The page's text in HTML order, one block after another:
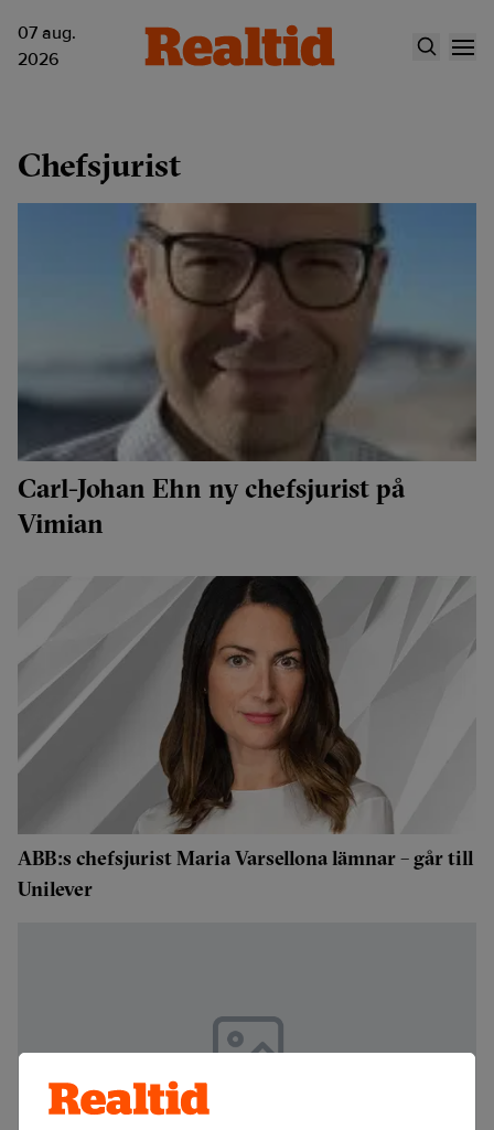
07 aug.
2026
Chefsjurist
Carl-Johan Ehn ny chefsjurist på
Vimian
ABB:s chefsjurist Maria Varsellona lämnar – går till
Unilever